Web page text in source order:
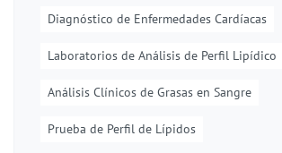
Diagnóstico de Enfermedades Cardíacas
Laboratorios de Análisis de Perfil Lipídico
Análisis Clínicos de Grasas en Sangre
Prueba de Perfil de Lípidos